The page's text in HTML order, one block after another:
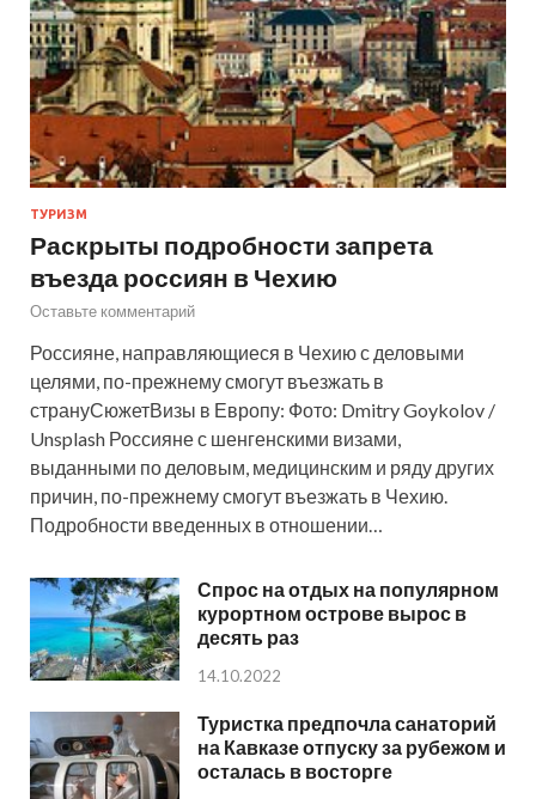
ТУРИЗМ
Раскрыты подробности запрета
въезда россиян в Чехию
Оставьте комментарий
Россияне, направляющиеся в Чехию с деловыми
целями, по-прежнему смогут въезжать в
странуСюжетВизы в Европу: Фото: Dmitry Goykolov /
Unsplash Россияне с шенгенскими визами,
выданными по деловым, медицинским и ряду других
причин, по-прежнему смогут въезжать в Чехию.
Подробности введенных в отношении…
Спрос на отдых на популярном
курортном острове вырос в
десять раз
14.10.2022
Туристка предпочла санаторий
на Кавказе отпуску за рубежом и
осталась в восторге